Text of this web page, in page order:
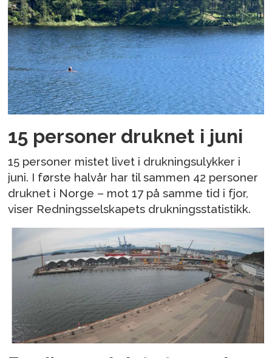
15 personer druknet i juni
15 personer mistet livet i drukningsulykker i
juni. I første halvår har til sammen 42 personer
druknet i Norge – mot 17 på samme tid i fjor,
viser Redningsselskapets drukningsstatistikk.